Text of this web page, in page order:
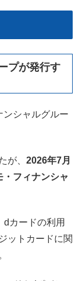
プが発行す
シャルグルー
が、 2026年7月
フィナンシャ
カードの利用
ットカードに関